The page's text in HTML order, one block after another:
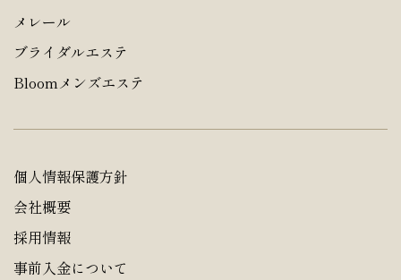
メレール
ブライダルエステ
Bloomメンズエステ
個人情報保護方針
会社概要
採用情報
事前入金について